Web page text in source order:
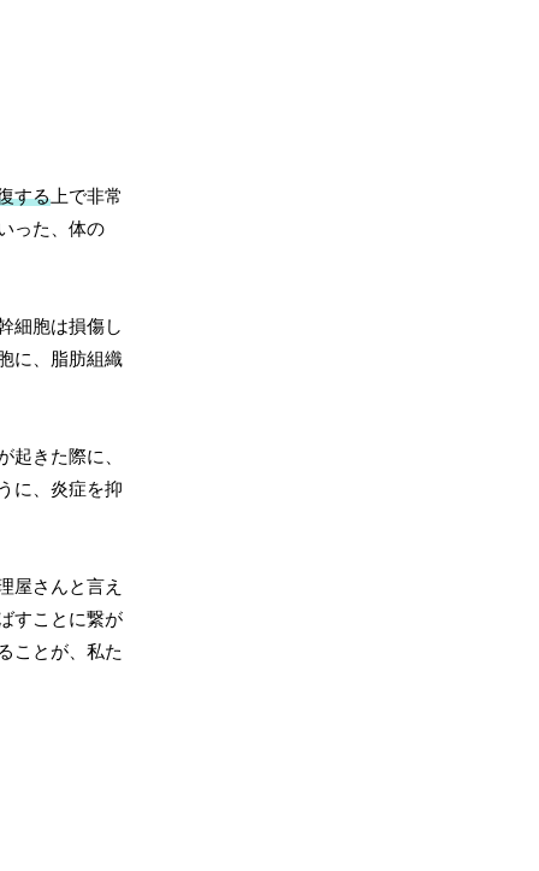
する 上で非常
った、体の
細胞は損傷し
に、脂肪組織
起きた際に、
に、炎症を抑
屋さんと言え
すことに繋が
ことが、私た